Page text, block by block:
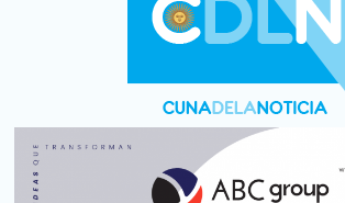
Vacaciones de invierno con más movimiento y
turístico: 4,6 millones de personas viajaron
Fuerte caída de la venta de autos usados en